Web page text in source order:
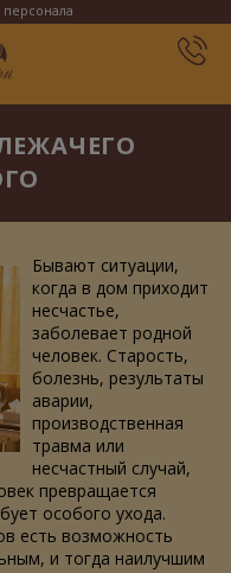
Бывают ситуации,
когда в дом приходит
несчастье,
заболевает родной
человек. Старость,
болезнь, результаты
аварии,
производственная
травма или
несчастный случай,
превращается
особого ухода.
есть возможность
и тогда наилучшим